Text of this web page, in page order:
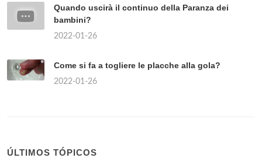
Quando uscirà il continuo della Paranza dei
bambini?
2022-01-26
Come si fa a togliere le placche alla gola?
2022-01-26
ÚLTIMOS TÓPICOS